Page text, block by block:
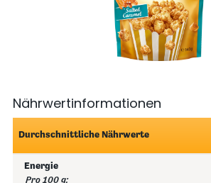
Nährwertinformationen
Durchschnittliche Nährwerte
Energie